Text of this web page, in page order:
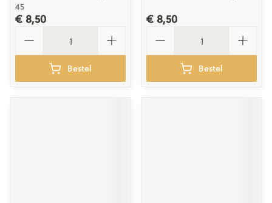
45
€ 8,50
Bestel
€ 8,50
Bestel